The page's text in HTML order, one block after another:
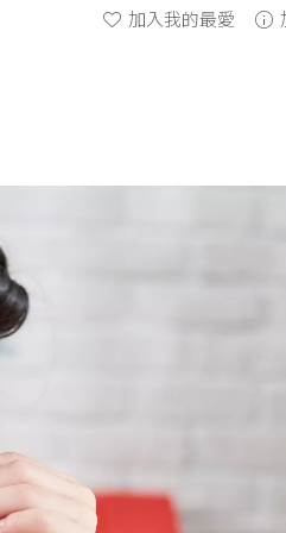
加入我的最愛